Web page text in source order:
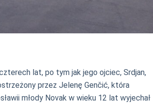
lat, po tym jak jego ojciec, Srdjan,
przez Jelenę Genčić, która
młody Novak w wieku 12 lat wyjechał